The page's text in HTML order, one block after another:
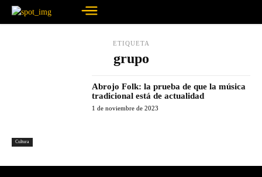
ETIQUETA
grupo
Cultura
Abrojo Folk: la prueba de que la música
tradicional está de actualidad
1 de noviembre de 2023